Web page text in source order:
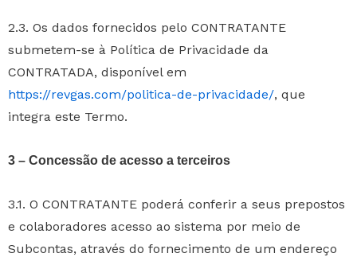
2.3. Os dados fornecidos pelo CONTRATANTE
submetem-se à Política de Privacidade da
CONTRATADA, disponível em
https://revgas.com/politica-de-privacidade/, que
integra este Termo.
3 – Concessão de acesso a terceiros
3.1. O CONTRATANTE poderá conferir a seus prepostos
e colaboradores acesso ao sistema por meio de
Subcontas, através do fornecimento de um endereço